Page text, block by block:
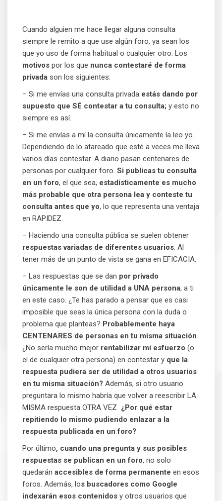
Cuando alguien me hace llegar alguna consulta
siempre le remito a que use algún foro, ya sean los
que yo uso de forma habitual o cualquier otro. Los
motivos por los que nunca contestaré de forma
privada son los siguientes:
– Si me envías una consulta privada estás dando por
supuesto que SÉ contestar a tu consulta; y esto no
siempre es así.
– Si me envías a mí la consulta únicamente la leo yo.
Dependiendo de lo atareado que esté a veces me lleva
varios días contestar. A diario pasan centenares de
personas por cualquier foro. Si publicas tu consulta
en un foro, el que sea, estadísticamente es mucho
más probable que otra persona lea y conteste tu
consulta antes que yo, lo que representa una ventaja
en RAPIDEZ.
– Haciendo una consulta pública se suelen obtener
respuestas variadas de diferentes usuarios. Al
tener más de un punto de vista se gana en EFICACIA.
– Las respuestas que se dan por privado
únicamente le son de utilidad a UNA persona; a ti
en este caso. ¿Te has parado a pensar que es casi
imposible que seas la única persona con la duda o
problema que planteas? Probablemente haya
CENTENARES de personas en tu misma situación
¿No sería mucho mejor rentabilizar mi esfuerzo (o
el de cualquier otra persona) en contestar y que la
respuesta pudiera ser de utilidad a otros usuarios
en tu misma situación? Además, si otro usuario
preguntara lo mismo habría que volver a reescribir LA
MISMA respuesta OTRA VEZ ¿Por qué estar
repitiendo lo mismo pudiendo enlazar a la
respuesta publicada en un foro?
Por último, cuando una pregunta y sus posibles
respuestas se publican en un foro, no solo
quedarán accesibles de forma permanente en esos
foros. Además, los buscadores como Google
indexarán esos contenidos y otros usuarios que